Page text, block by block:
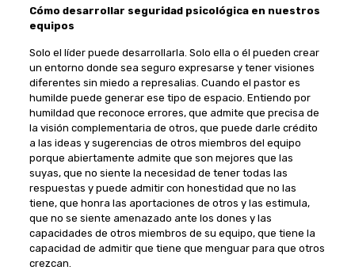
Cómo desarrollar seguridad psicológica en nuestros
equipos
Solo el líder puede desarrollarla. Solo ella o él pueden crear
un entorno donde sea seguro expresarse y tener visiones
diferentes sin miedo a represalias. Cuando el pastor es
humilde puede generar ese tipo de espacio. Entiendo por
humildad que reconoce errores, que admite que precisa de
la visión complementaria de otros, que puede darle crédito
a las ideas y sugerencias de otros miembros del equipo
porque abiertamente admite que son mejores que las
suyas, que no siente la necesidad de tener todas las
respuestas y puede admitir con honestidad que no las
tiene, que honra las aportaciones de otros y las estimula,
que no se siente amenazado ante los dones y las
capacidades de otros miembros de su equipo, que tiene la
capacidad de admitir que tiene que menguar para que otros
crezcan.